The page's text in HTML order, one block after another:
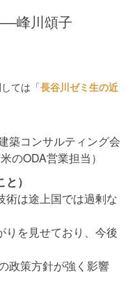
峰川頌子
ては「長谷川ゼミ生の近
築コンサルティング会
のODA営業担当）
）
は途上国では過剰な
を見せており、今後
政策方針が強く影響